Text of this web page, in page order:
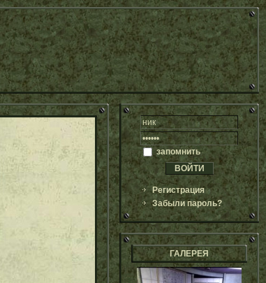
запомнить
Регистрация
Забыли пароль?
ГАЛЕРЕЯ